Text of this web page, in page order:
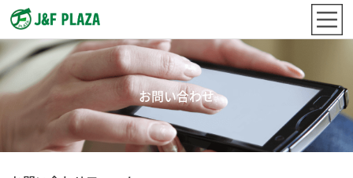
お問い合わせ